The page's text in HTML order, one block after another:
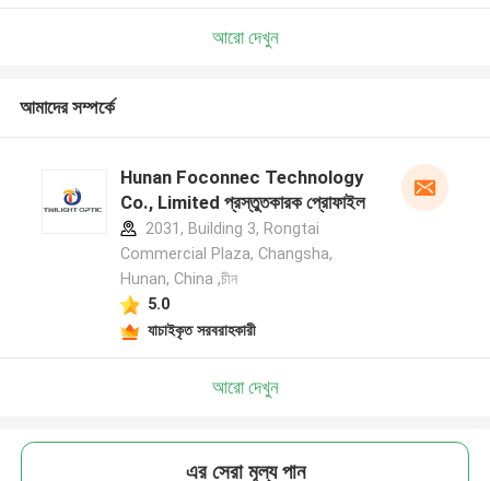
আরো দেখুন
আমাদের সম্পর্কে
Hunan Foconnec Technology
Co., Limited প্রস্তুতকারক প্রোফাইল
2031, Building 3, Rongtai
Commercial Plaza, Changsha,
Hunan, China ,চীন
5.0
যাচাইকৃত সরবরাহকারী
আরো দেখুন
এর সেরা মূল্য পান